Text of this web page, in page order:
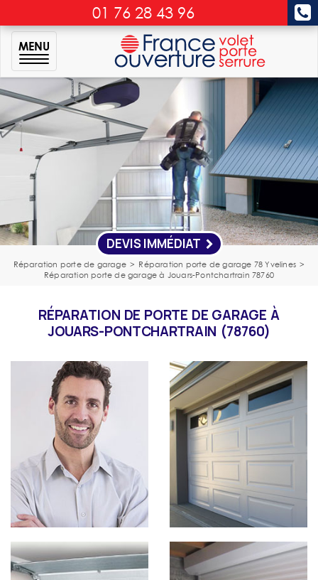
01 76 28 43 96
MENU
DEVIS IMMÉDIAT
Réparation porte de garage > Réparation porte de garage 78 Yvelines >
Réparation porte de garage à Jouars-Pontchartrain 78760
RÉPARATION DE PORTE DE GARAGE À
JOUARS-PONTCHARTRAIN (78760)